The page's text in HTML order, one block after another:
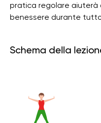
pratica regolare
benessere durante
Schema della